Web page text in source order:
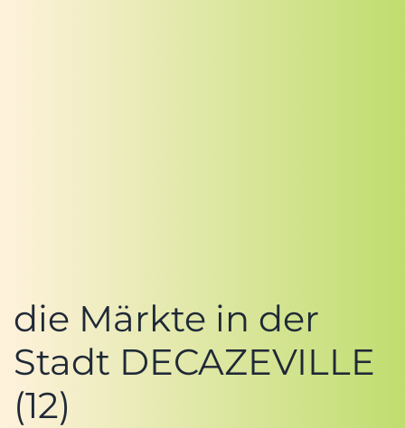
die Märkte in der
Stadt DECAZEVILLE
(12)